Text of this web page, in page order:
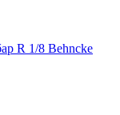
R 1/8 Behncke